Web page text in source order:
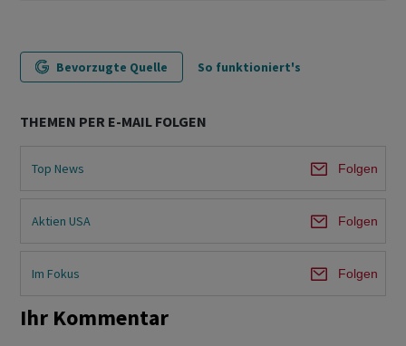
Bevorzugte Quelle So funktioniert's
THEMEN PER E-MAIL FOLGEN
Top News Folgen
Aktien USA Folgen
Im Fokus Folgen
Ihr Kommentar